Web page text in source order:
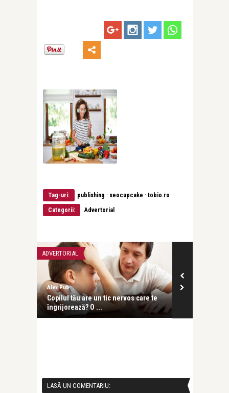
Tag-uri: publishing · seocupcake · tobio.ro
Categorii: Advertorial
ADVERTORIAL
Alex Pub
Copilul tău are un tic nervos care te
îngrijorează? O ...
LASĂ UN COMENTARIU: